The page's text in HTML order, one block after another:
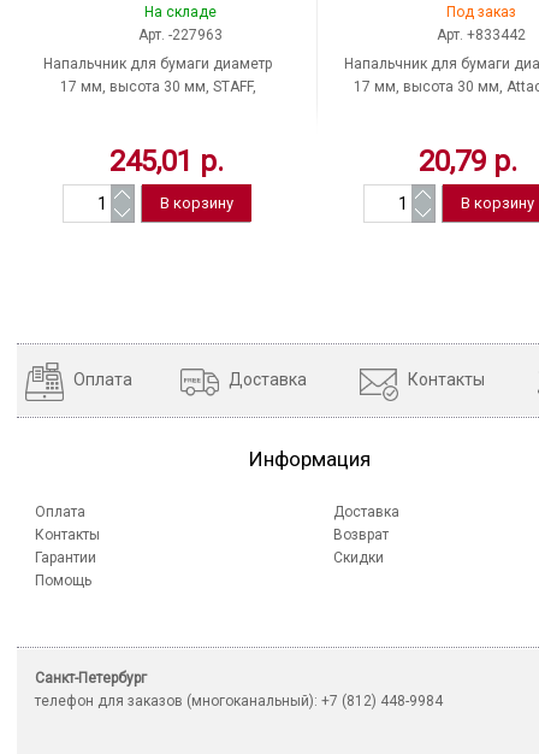
На складе
Арт. -227963
Напальчник для бумаги диаметр
17 мм, высота 30 мм, STAFF,
245,01 р.
Под заказ
Арт. +833442
Напальчник для бумаги
17 мм, высота 30 мм,
20,79 р.
Оплата Доставка Контакты
Информация
Оплата
Контакты
Гарантии
Помощь
Доставка
Возврат
Скидки
Санкт-Петербург
телефон для заказов (многоканальный): +7 (812) 448-9984